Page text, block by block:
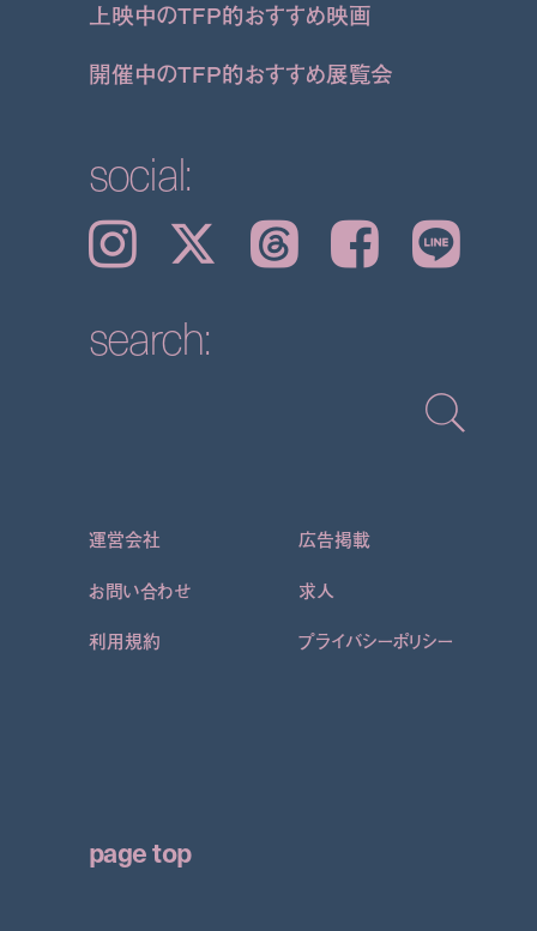
上映中のTFP的おすすめ映画
開催中のTFP的おすすめ展覧会
social:
Instagram 𝕏 Threads Facebook LINE
search:
運営会社
広告掲載
お問い合わせ
求人
利用規約 プライバシーポリシー
page top